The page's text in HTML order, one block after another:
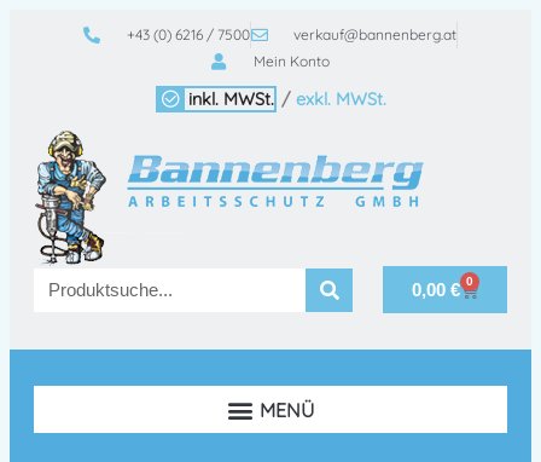
+43 (0) 6216 / 7500
verkauf@bannenberg.at
Mein Konto
inkl. MWSt. / exkl. MWSt.
0,00 € 0